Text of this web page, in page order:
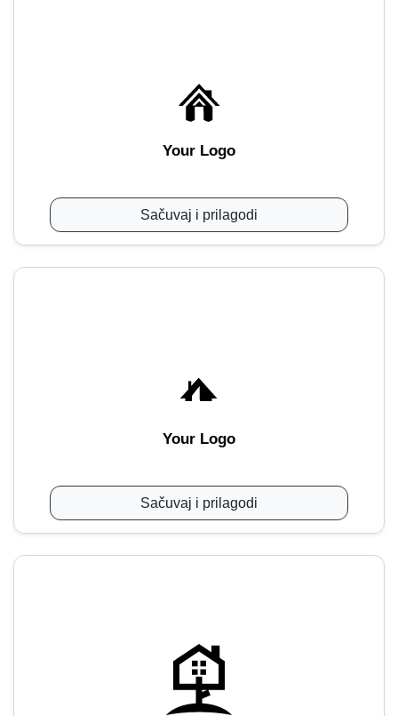
Your Logo
Sačuvaj i prilagodi
Your Logo
Sačuvaj i prilagodi